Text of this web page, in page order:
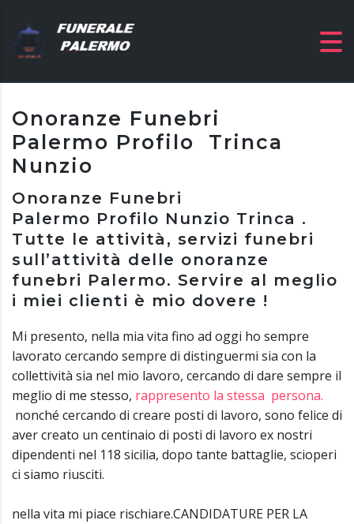
Onoranze Funebri
Palermo Profilo Trinca
Nunzio
Onoranze Funebri
Palermo Profilo Nunzio Trinca .
Tutte le attività, servizi funebri
sull’attività delle onoranze
funebri Palermo. Servire al meglio
i miei clienti è mio dovere !
Mi presento, nella mia vita fino ad oggi ho sempre
lavorato cercando sempre di distinguermi sia con la
collettività sia nel mio lavoro, cercando di dare sempre il
meglio di me stesso, rappresento la stessa persona.
nonché cercando di creare posti di lavoro, sono felice di
aver creato un centinaio di posti di lavoro ex nostri
dipendenti nel 118 sicilia, dopo tante battaglie, scioperi
ci siamo riusciti.
nella vita mi piace rischiare.CANDIDATURE PER LA